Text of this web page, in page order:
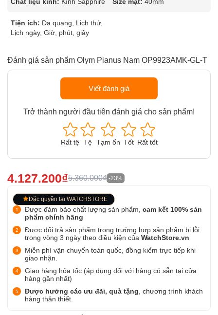
Tiện ích: Dạ quang, Lịch thứ,
Lịch ngày, Giờ, phút, giây
Đánh giá sản phẩm Olym Pianus Nam OP9923AMK-GL-T
Viết đánh giá
Trở thành người đầu tiên đánh giá cho sản phẩm!
Rất tệ Tệ Tạm ổn Tốt Rất tốt
4.127.200₫5.360.000₫ -23%
Đặc quyền tại WATCHSTORE
Được đảm bảo chất lượng sản phẩm, cam kết 100% sản
phẩm chính hãng
Được đổi trả sản phẩm trong trường hợp sản phẩm bị lỗi
trong vòng 3 ngày theo điều kiện của WatchStore.vn
Miễn phí vận chuyển toàn quốc, đồng kiểm trực tiếp khi
giao nhận.
Giao hàng hỏa tốc (áp dụng đối với hàng có sẵn tại cửa
hàng gần nhất)
Được hưởng các ưu đãi, quà tặng , chương trình khách
hàng thân thiết.